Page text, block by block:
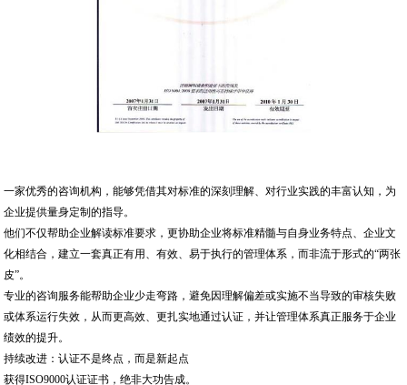
一家优秀的咨询机构，能够凭借其对标准的深刻理解、对行业实践的丰富认知，为
企业提供量身定制的指导。
他们不仅帮助企业解读标准要求，更协助企业将标准精髓与自身业务特点、企业文
化相结合，建立一套真正有用、有效、易于执行的管理体系，而非流于形式的“两张
皮”。
专业的咨询服务能帮助企业少走弯路，避免因理解偏差或实施不当导致的审核失败
或体系运行失效，从而更高效、更扎实地通过认证，并让管理体系真正服务于企业
绩效的提升。
持续改进：认证不是终点，而是新起点
获得ISO9000认证证书，绝非大功告成。